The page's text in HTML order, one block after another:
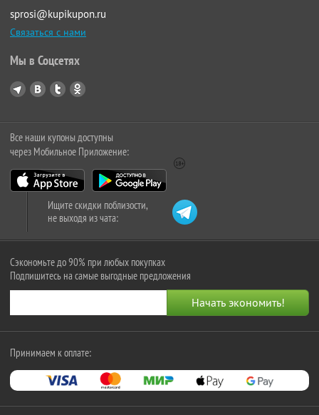
sprosi@kupikupon.ru
Связаться с нами
Мы в Соцсетях
Все наши купоны доступны
через Мобильное Приложение:
Ищите скидки поблизости,
не выходя из чата:
Сэкономьте до 90% при любых покупках
Подпишитесь на самые выгодные предложения
Принимаем к оплате: